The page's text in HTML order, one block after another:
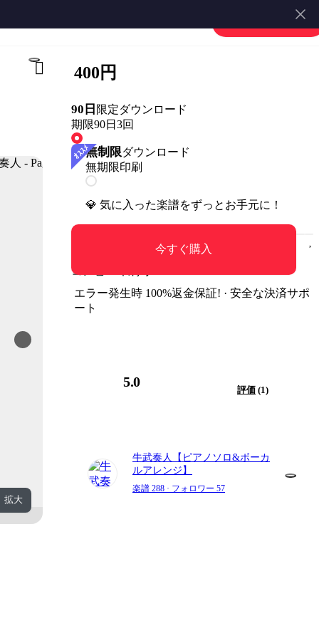
会員登録・ログイン
拡大
400円
90日 限定ダウンロード
期限90日 3回
無制限ダウンロード
無期限印刷
💎 気に入った楽譜をずっとお手元に！
今すぐ購入
コンビニ印刷可
エラー発生時 100%返金保証! · 安全な決済サポ
ート
5.0 評価 (1)
牛武奏人【ピアノソロ&ボーカ
ルアレンジ】
楽譜 288 · フォロワー 57